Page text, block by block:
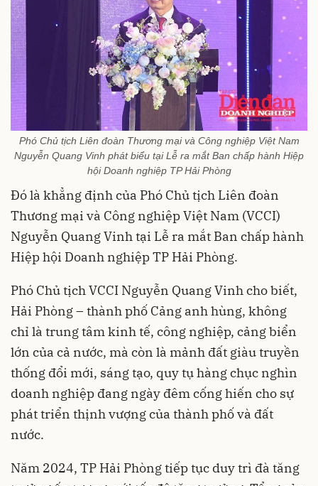
Phó Chủ tịch Liên đoàn Thương mại và Công nghiệp Việt Nam
Nguyễn Quang Vinh phát biểu tại Lễ ra mắt Ban chấp hành Hiệp
hội Doanh nghiệp TP Hải Phòng
Đó là khẳng định của Phó Chủ tịch Liên đoàn
Thương mại và Công nghiệp Việt Nam (VCCI)
Nguyễn Quang Vinh tại Lễ ra mắt Ban chấp hành
Hiệp hội Doanh nghiệp TP Hải Phòng.
Phó Chủ tịch VCCI Nguyễn Quang Vinh cho biết,
Hải Phòng – thành phố Cảng anh hùng, không
chỉ là trung tâm kinh tế, công nghiệp, cảng biển
lớn của cả nước, mà còn là mảnh đất giàu truyền
thống đổi mới, sáng tạo, quy tụ hàng chục nghìn
doanh nghiệp đang ngày đêm cống hiến cho sự
phát triển thịnh vượng của thành phố và đất
nước.
Năm 2024, TP Hải Phòng tiếp tục duy trì đà tăng